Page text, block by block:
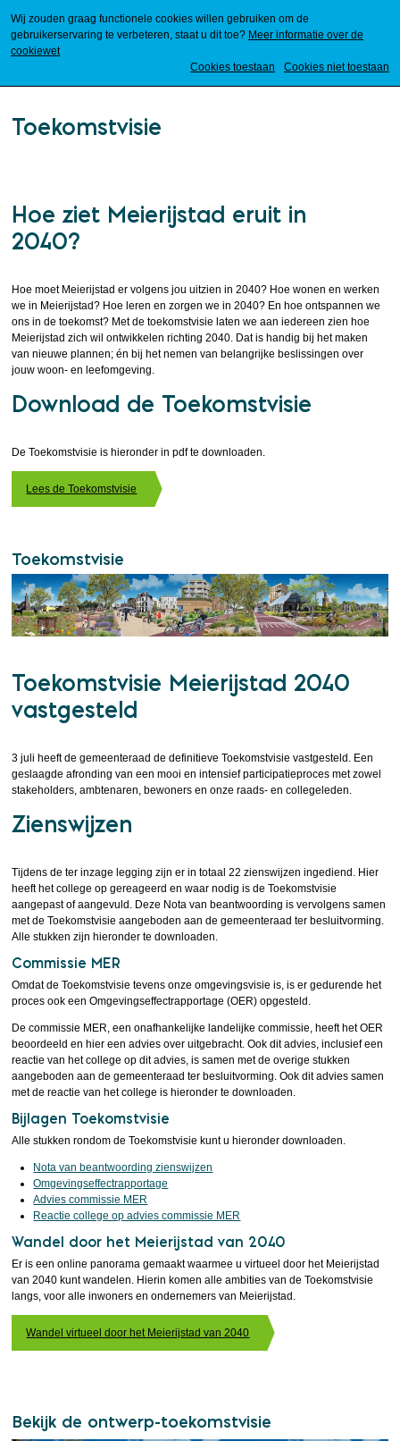
Wij zouden graag functionele cookies willen gebruiken om de
gebruikerservaring te verbeteren, staat u dit toe? Meer informatie over de
cookiewet
Cookies toestaan
Cookies niet toestaan
Toekomstvisie
Hoe ziet Meierijstad eruit in
2040?
Hoe moet Meierijstad er volgens jou uitzien in 2040? Hoe wonen en werken
we in Meierijstad? Hoe leren en zorgen we in 2040? En hoe ontspannen we
ons in de toekomst? Met de toekomstvisie laten we aan iedereen zien hoe
Meierijstad zich wil ontwikkelen richting 2040. Dat is handig bij het maken
van nieuwe plannen; én bij het nemen van belangrijke beslissingen over
jouw woon- en leefomgeving.
Download de Toekomstvisie
De Toekomstvisie is hieronder in pdf te downloaden.
Lees de Toekomstvisie
Toekomstvisie
Toekomstvisie Meierijstad 2040
vastgesteld
3 juli heeft de gemeenteraad de definitieve Toekomstvisie vastgesteld. Een
geslaagde afronding van een mooi en intensief participatieproces met zowel
stakeholders, ambtenaren, bewoners en onze raads- en collegeleden.
Zienswijzen
Tijdens de ter inzage legging zijn er in totaal 22 zienswijzen ingediend. Hier
heeft het college op gereageerd en waar nodig is de Toekomstvisie
aangepast of aangevuld. Deze Nota van beantwoording is vervolgens samen
met de Toekomstvisie aangeboden aan de gemeenteraad ter besluitvorming.
Alle stukken zijn hieronder te downloaden.
Commissie MER
Omdat de Toekomstvisie tevens onze omgevingsvisie is, is er gedurende het
proces ook een Omgevingseffectrapportage (OER) opgesteld.
De commissie MER, een onafhankelijke landelijke commissie, heeft het OER
beoordeeld en hier een advies over uitgebracht. Ook dit advies, inclusief een
reactie van het college op dit advies, is samen met de overige stukken
aangeboden aan de gemeenteraad ter besluitvorming. Ook dit advies samen
met de reactie van het college is hieronder te downloaden.
Bijlagen Toekomstvisie
Alle stukken rondom de Toekomstvisie kunt u hieronder downloaden.
Nota van beantwoording zienswijzen
Omgevingseffectrapportage
Advies commissie MER
Reactie college op advies commissie MER
Wandel door het Meierijstad van 2040
Er is een online panorama gemaakt waarmee u virtueel door het Meierijstad
van 2040 kunt wandelen. Hierin komen alle ambities van de Toekomstvisie
langs, voor alle inwoners en ondernemers van Meierijstad.
Wandel virtueel door het Meierijstad van 2040
Bekijk de ontwerp-toekomstvisie